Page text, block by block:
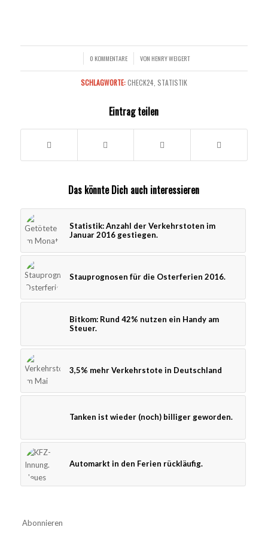
0 KOMMENTARE
/ VON HENRY WEIGERT
SCHLAGWORTE:CHECK24, STATISTIK
Eintrag teilen
Das könnte Dich auch interessieren
Statistik: Anzahl der Verkehrstoten im
Januar 2016 gestiegen.
Stauprognosen für die Osterferien 2016.
Bitkom: Rund 42% nutzen ein Handy am
Steuer.
3,5% mehr Verkehrstote in Deutschland
Tanken ist wieder (noch) billiger geworden.
Automarkt in den Ferien rückläufig.
Abonnieren